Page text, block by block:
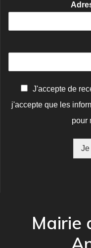
n
J'accepte de
j'accepte que les
pour
Je
Mairie